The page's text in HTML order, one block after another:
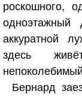
роскошного,
аккуратной
здесь
Бернард